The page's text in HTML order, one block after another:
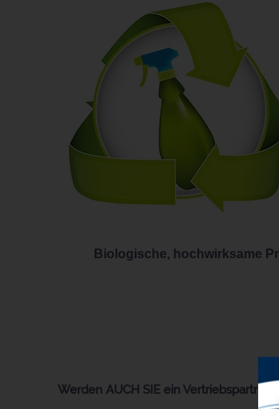
Biologische, hochwirksame
Werden AUCH SIE ein Vertriebspartner